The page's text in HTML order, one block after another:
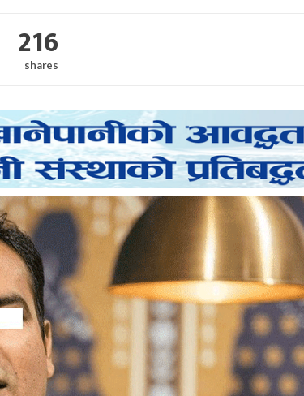
216
shares